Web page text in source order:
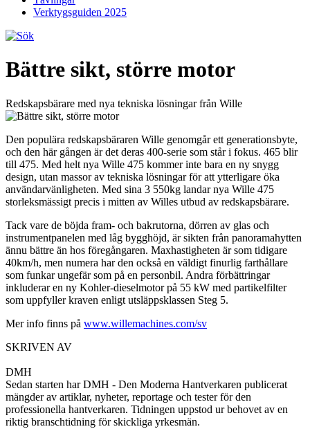
Verktygsguiden 2025
Bättre sikt, större motor
Redskapsbärare med nya tekniska lösningar från Wille
Den populära redskapsbäraren Wille genomgår ett generationsbyte,
och den här gången är det deras 400-serie som står i fokus. 465 blir
till 475. Med helt nya Wille 475 kommer inte bara en ny snygg
design, utan massor av tekniska lösningar för att ytterligare öka
användarvänligheten. Med sina 3 550kg landar nya Wille 475
storleksmässigt precis i mitten av Willes utbud av redskapsbärare.
Tack vare de böjda fram- och bakrutorna, dörren av glas och
instrumentpanelen med låg bygghöjd, är sikten från panoramahytten
ännu bättre än hos föregångaren. Maxhastigheten är som tidigare
40km/h, men numera har den också en väldigt finurlig farthållare
som funkar ungefär som på en personbil. Andra förbättringar
inkluderar en ny Kohler-dieselmotor på 55 kW med partikelfilter
som uppfyller kraven enligt utsläppsklassen Steg 5.
Mer info finns på www.willemachines.com/sv
SKRIVEN AV
DMH
Sedan starten har DMH - Den Moderna Hantverkaren publicerat
mängder av artiklar, nyheter, reportage och tester för den
professionella hantverkaren. Tidningen uppstod ur behovet av en
riktig branschtidning för skickliga yrkesmän.